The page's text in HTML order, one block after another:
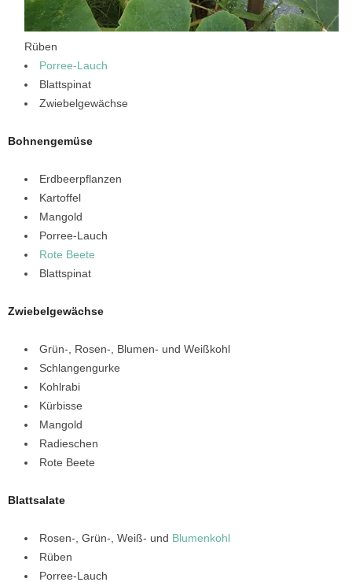
Rüben
Porree-Lauch
Blattspinat
Zwiebelgewächse
Bohnengemüse
Erdbeerpflanzen
Kartoffel
Mangold
Porree-Lauch
Rote Beete
Blattspinat
Zwiebelgewächse
Grün-, Rosen-, Blumen- und Weißkohl
Schlangengurke
Kohlrabi
Kürbisse
Mangold
Radieschen
Rote Beete
Blattsalate
Rosen-, Grün-, Weiß- und Blumenkohl
Rüben
Porree-Lauch